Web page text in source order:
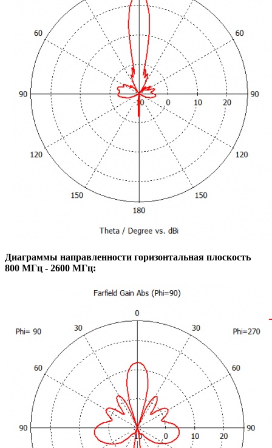
Диаграммы направленности горизонтальная плоскость
800 МГц - 2600 МГц: